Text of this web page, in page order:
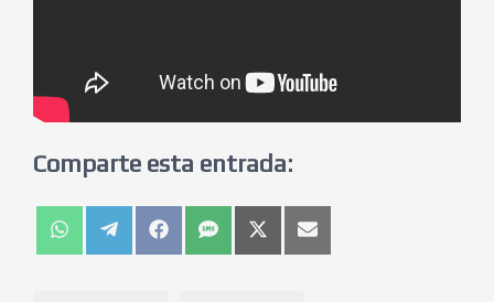
Comparte esta entrada: